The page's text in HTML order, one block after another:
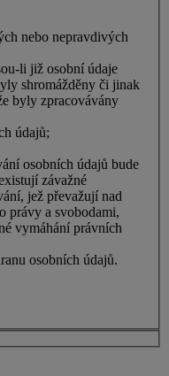
nebo nepravdivých
li již osobní údaje
shromážděny či jinak
byly zpracovávány
údajů;
osobních údajů bude
závažné
jež převažují nad
právy a svobodami,
vymáhání právních
osobních údajů.